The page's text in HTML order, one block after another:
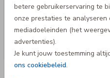
betere gebruikerservaring te
onze prestaties te
mediadoeleinden (het
advertenties).
Je kunt jouw toestemming
ons cookiebeleid.
Nog meer in deze stijl